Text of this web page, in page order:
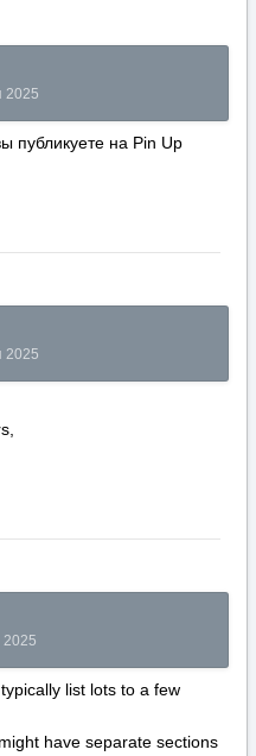
2025
на Pin Up
2025
2025
list lots to a few
have separate sections